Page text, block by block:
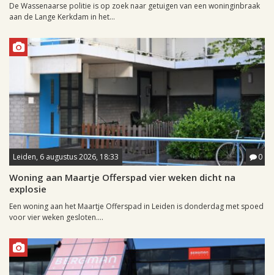
De Wassenaarse politie is op zoek naar getuigen van een woninginbraak
aan de Lange Kerkdam in het...
Leiden, 6 augustus 2026, 18:33 0
Woning aan Maartje Offerspad vier weken dicht na
explosie
Een woning aan het Maartje Offerspad in Leiden is donderdag met spoed
voor vier weken gesloten....